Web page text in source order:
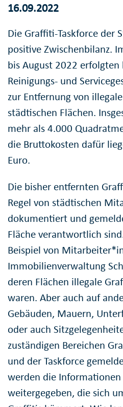
16.09.2022
Die Graffiti-Taskforce der
positive Zwischenbilanz.
bis August 2022 erfolgten
Reinigungs- und
zur Entfernung von
städtischen Flächen.
mehr als 4.000
die Bruttokosten dafür
Euro.
Die bisher entfernten
Regel von städtischen
dokumentiert und
Fläche verantwortlich
Beispiel von
Immobilienverwaltung
deren Flächen illegale
waren. Aber auch auf
Gebäuden, Mauern,
oder auch
zuständigen Bereichen
und der Taskforce
werden die Informationen
weitergegeben, die sich